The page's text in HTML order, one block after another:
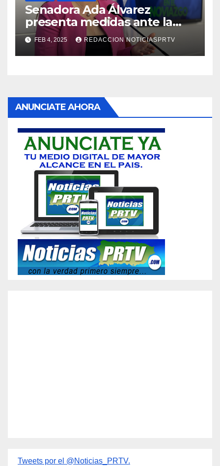
Senadora Ada Álvarez
presenta medidas ante la
violencia en el noviazgo
FEB 4, 2025 REDACCION NOTICIASPRTV
ANUNCIATE AHORA
Tweets por el @Noticias_PRTV.